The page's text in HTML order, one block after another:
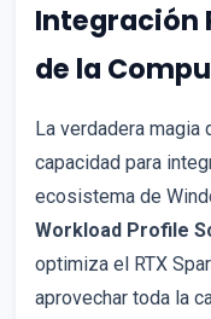
Integración
de la
La verdadera magia
capacidad para
ecosistema de
Workload Profile
optimiza el RTX
aprovechar toda la